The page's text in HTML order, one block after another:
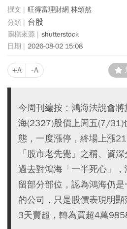
旺得富理財網 林頌然
台股
shutterstock
2026-08-02 15:08
+A -A
今周刊編按：鴻海法說會
海(2327)股價上周五(7/31)
態，一度漲停，終場上漲
「股市老先覺」之稱、資
過去對鴻海「一半死心」
留部分部位，認為鴻海仍
的公司，只是股價表現明
3天賣超，轉為買超4萬